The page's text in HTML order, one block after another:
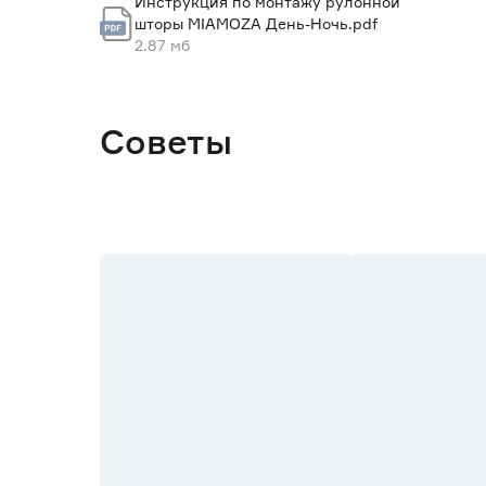
Вес брутто (кг)
шторы MIAMOZA День-Ночь.pdf
2.87 мб
Советы